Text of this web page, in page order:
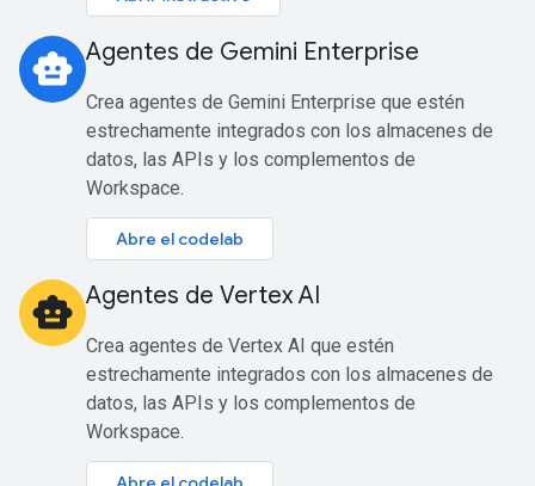
smart_toy Agentes de Gemini Enterprise
Crea agentes de Gemini Enterprise que estén
estrechamente integrados con los almacenes de
datos, las APIs y los complementos de
Workspace.
Abre el codelab
smart_toy Agentes de Vertex AI
Crea agentes de Vertex AI que estén
estrechamente integrados con los almacenes de
datos, las APIs y los complementos de
Workspace.